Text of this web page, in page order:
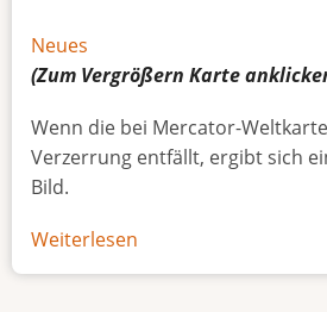
Neues
(Zum Vergrößern Karte
Wenn die bei Mercator-
Verzerrung entfällt, ergibt sich
Bild.
Weiterlesen
Afrikas